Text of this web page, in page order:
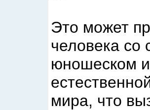
Это может
человека
юношеском
мира, что